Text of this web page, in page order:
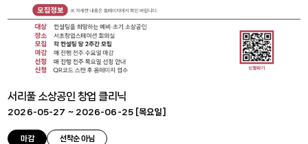
서리풀 소상공인 창업 클리닉
2026-05-27 ~ 2026-06-25 [목요일
마감 선착순 아님